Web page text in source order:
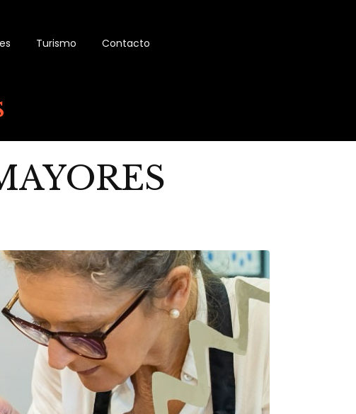
Turismo Contacto